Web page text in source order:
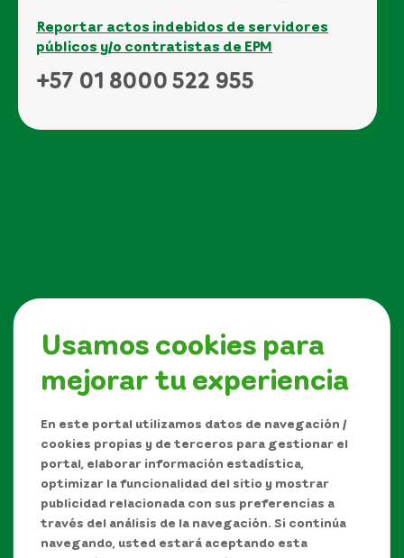
Usamos cookies para
mejorar tu experiencia
En este portal utilizamos datos de navegación /
cookies propias y de terceros para gestionar el
portal, elaborar información estadística,
optimizar la funcionalidad del sitio y mostrar
publicidad relacionada con sus preferencias a
través del análisis de la navegación. Si continúa
navegando, usted estará aceptando esta
Reportar actos indebidos de servidores
públicos y/o contratistas de EPM
+57 01 8000 522 955
Síguenos en